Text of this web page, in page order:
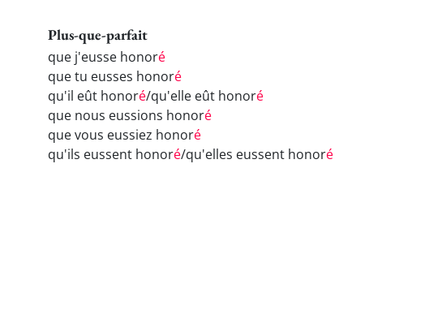
Plus-que-parfait
que j'eusse honoré
que tu eusses honoré
qu'il eût honoré/qu'elle eût honoré
que nous eussions honoré
que vous eussiez honoré
qu'ils eussent honoré/qu'elles eussent honoré